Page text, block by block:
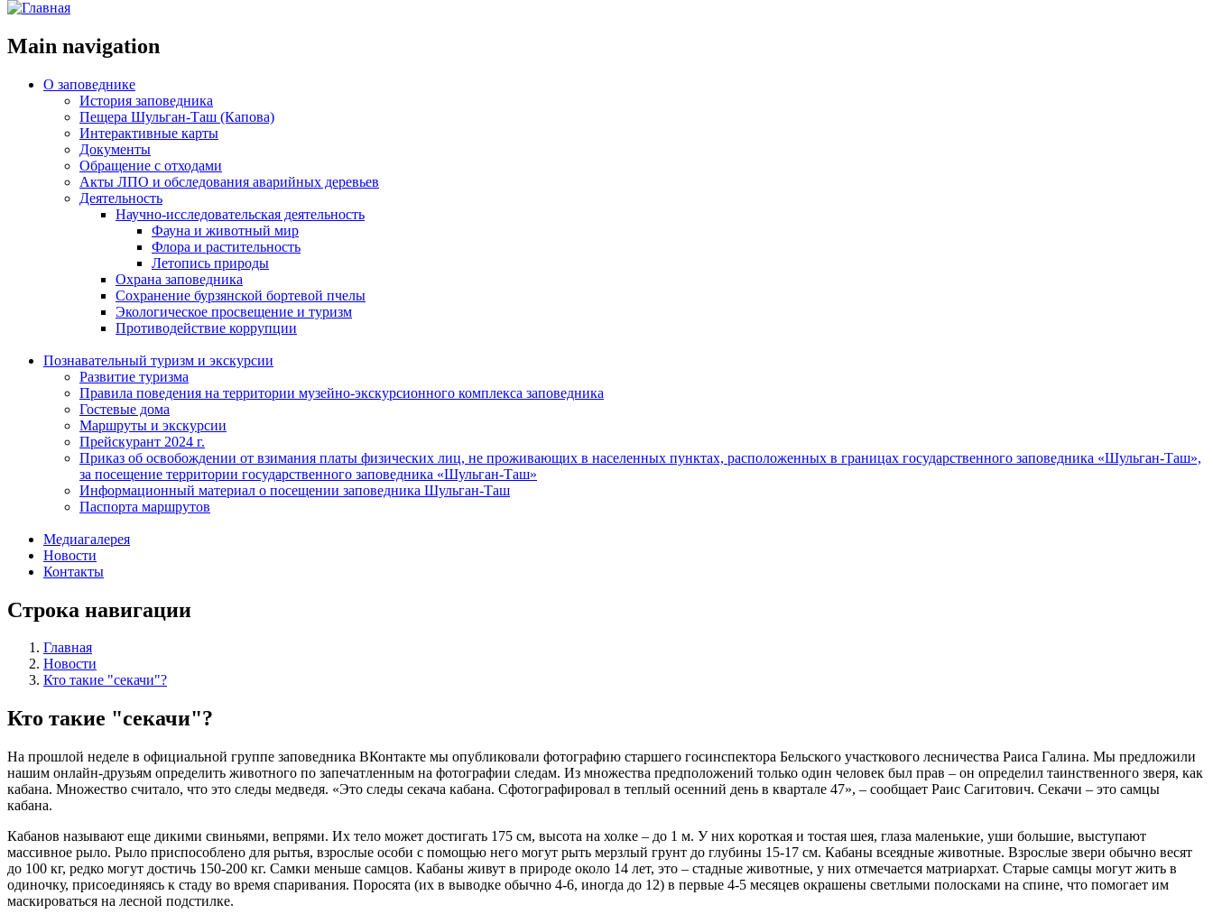
Main navigation
О заповеднике
История заповедника
Пещера Шульган-Таш (Капова)
Интерактивные карты
Документы
Обращение с отходами
Акты ЛПО и обследования аварийных деревьев
Деятельность
Научно-исследовательская деятельность
Фауна и животный мир
Флора и растительность
Летопись природы
Охрана заповедника
Сохранение бурзянской бортевой пчелы
Экологическое просвещение и туризм
Противодействие коррупции
Познавательный туризм и экскурсии
Развитие туризма
Правила поведения на территории музейно-экскурсионного комплекса заповедника
Гостевые дома
Маршруты и экскурсии
Прейскурант 2024 г.
Приказ об освобождении от взимания платы физических лиц, не проживающих в населенных пунктах, расположенных в границах государственного заповедника «Шульган-Таш»,
за посещение территории государственного заповедника «Шульган-Таш»
Информационный материал о посещении заповедника Шульган-Таш
Паспорта маршрутов
Медиагалерея
Новости
Контакты
Строка навигации
Главная
Новости
Кто такие "секачи"?
Кто такие "секачи"?
На прошлой неделе в официальной группе заповедника ВКонтакте мы опубликовали фотографию старшего госинспектора Бельского участкового лесничества Раиса Галина. Мы предложили
нашим онлайн-друзьям определить животного по запечатленным на фотографии следам. Из множества предположений только один человек был прав – он определил таинственного зверя, как
кабана. Множество считало, что это следы медведя. «Это следы секача кабана. Сфотографировал в теплый осенний день в квартале 47», – сообщает Раис Сагитович. Секачи – это самцы
кабана.
Кабанов называют еще дикими свиньями, вепрями. Их тело может достигать 175 см, высота на холке – до 1 м. У них короткая и тостая шея, глаза маленькие, уши большие, выступают
массивное рыло. Рыло приспособлено для рытья, взрослые особи с помощью него могут рыть мерзлый грунт до глубины 15-17 см. Кабаны всеядные животные. Взрослые звери обычно весят
до 100 кг, редко могут достичь 150-200 кг. Самки меньше самцов. Кабаны живут в природе около 14 лет, это – стадные животные, у них отмечается матриархат. Старые самцы могут жить в
одиночку, присоединяясь к стаду во время спаривания. Поросята (их в выводке обычно 4-6, иногда до 12) в первые 4-5 месяцев окрашены светлыми полосками на спине, что помогает им
маскироваться на лесной подстилке.